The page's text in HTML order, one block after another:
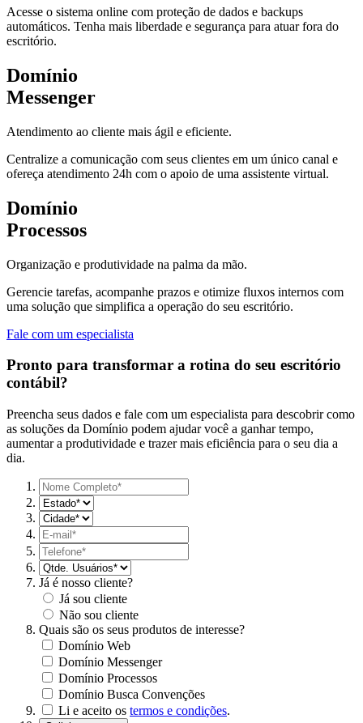
Acesse o sistema online com proteção de dados e backups
automáticos. Tenha mais liberdade e segurança para atuar fora do
escritório.
Domínio
Messenger
Atendimento ao cliente mais ágil e eficiente.
Centralize a comunicação com seus clientes em um único canal e
ofereça atendimento 24h com o apoio de uma assistente virtual.
Domínio
Processos
Organização e produtividade na palma da mão.
Gerencie tarefas, acompanhe prazos e otimize fluxos internos com
uma solução que simplifica a operação do seu escritório.
Fale com um especialista
Pronto para transformar a rotina do seu escritório
contábil?
Preencha seus dados e fale com um especialista para descobrir como
as soluções da Domínio podem ajudar você a ganhar tempo,
aumentar a produtividade e trazer mais eficiência para o seu dia a
dia.
Já é nosso cliente?
Já sou cliente
Não sou cliente
Quais são os seus produtos de interesse?
Domínio Web
Domínio Messenger
Domínio Processos
Domínio Busca Convenções
Li e aceito os termos e condições.